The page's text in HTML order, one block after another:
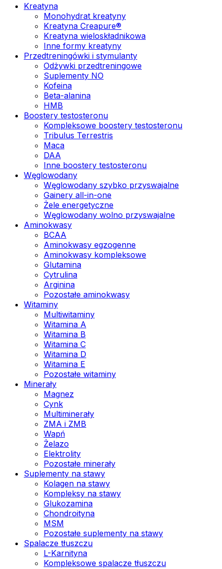
Kreatyna
Monohydrat kreatyny
Kreatyna Creapure®
Kreatyna wieloskładnikowa
Inne formy kreatyny
Przedtreningówki i stymulanty
Odżywki przedtreningowe
Suplementy NO
Kofeina
Beta-alanina
HMB
Boostery testosteronu
Kompleksowe boostery testosteronu
Tribulus Terrestris
Maca
DAA
Inne boostery testosteronu
Węglowodany
Węglowodany szybko przyswajalne
Gainery all-in-one
Żele energetyczne
Węglowodany wolno przyswajalne
Aminokwasy
BCAA
Aminokwasy egzogenne
Aminokwasy kompleksowe
Glutamina
Cytrulina
Arginina
Pozostałe aminokwasy
Witaminy
Multiwitaminy
Witamina A
Witamina B
Witamina C
Witamina D
Witamina E
Pozostałe witaminy
Minerały
Magnez
Cynk
Multiminerały
ZMA i ZMB
Wapń
Żelazo
Elektrolity
Pozostałe minerały
Suplementy na stawy
Kolagen na stawy
Kompleksy na stawy
Glukozamina
Chondroityna
MSM
Pozostałe suplementy na stawy
Spalacze tłuszczu
L-Karnityna
Kompleksowe spalacze tłuszczu